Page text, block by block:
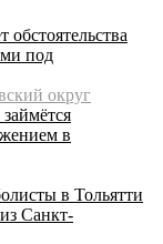
обстоятельства
под
округ
в
в Тольятти
Санкт-